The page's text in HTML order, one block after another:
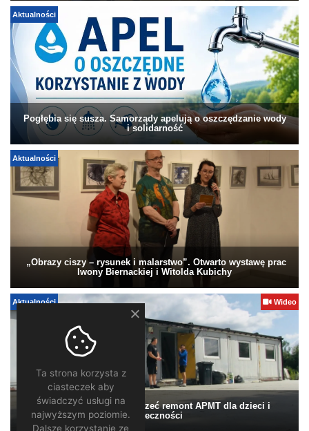
Aktualności
Pogłębia się susza. Samorządy apelują o oszczędzanie wody
i solidarność
Aktualności
„Obrazy ciszy – rysunek i malarstwo”. Otwarto wystawę prac
Iwony Biernackiej i Witolda Kubichy
Aktualności Wideo
Pomagamy. Warto wesprzeć remont APMT dla dzieci i
społeczności
Ta strona korzysta z
ciasteczek aby
świadczyć usługi na
najwyższym poziomie.
Dalsze korzystanie ze